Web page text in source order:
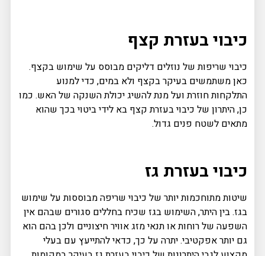
כיבוי בעזרת קצף
כיבוי שריפות של נוזלים דליקים מבוסס על שימוש בקצף.
כאן משתמשים בעיקר בקצף ולא במים, כדי למנוע
התלקחות חוזרת ועל מנת להשיג יכולת השנקה של האש. כמו
כן, היתרון של כיבוי בעזרת קצף בא לידי ביטוי בכך שהוא
מתאים לשטח פנים גדול.
כיבוי בעזרת גז
שיטות מתוחכמות יותר של כיבוי שריפה מבוססות על שימוש
בגז. בין היתר, השימוש בגז שכיח בחללים סגורים שבהם אין
השפעה של רוחות או תנאי מזג אוויר חיצוניים ולכן בהם הוא
גם יותר אפקטיבי. יתרה על כך, כדאי להתייעץ עם בעלי